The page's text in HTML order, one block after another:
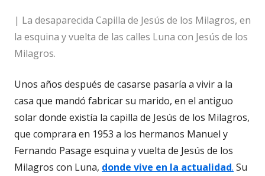
| La desaparecida Capilla de Jesús de los Milagros, en
la esquina y vuelta de las calles Luna con Jesús de los
Milagros.
Unos años después de casarse pasaría a vivir a la
casa que mandó fabricar su marido, en el antiguo
solar donde existía la capilla de Jesús de los Milagros,
que comprara en 1953 a los hermanos Manuel y
Fernando Pasage esquina y vuelta de Jesús de los
Milagros con Luna, donde vive en la actualidad. Su